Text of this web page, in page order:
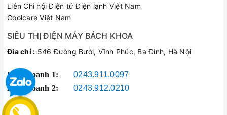
Liên Chi hội Điện tử Điện lạnh Việt Nam
Coolcare Việt Nam
SIÊU THỊ ĐIỆN MÁY BÁCH KHOA
Đia chỉ : 546 Đường Bười, Vĩnh Phúc, Ba Đình, Hà Nội
Kinh doanh 1:
0243.911.0097
Kinh doanh 2:
0243.912.0210